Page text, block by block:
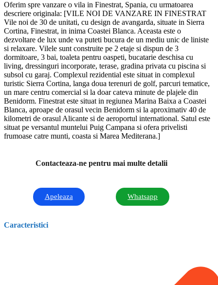
Oferim spre vanzare o vila in Finestrat, Spania, cu urmatoarea
descriere originala: [VILE NOI DE VANZARE IN FINESTRAT
Vile noi de 30 de unitati, cu design de avangarda, situate in Sierra
Cortina, Finestrat, in inima Coastei Blanca. Aceasta este o
dezvoltare de lux unde va puteti bucura de un mediu unic de liniste
si relaxare. Vilele sunt construite pe 2 etaje si dispun de 3
dormitoare, 3 bai, toaleta pentru oaspeti, bucatarie deschisa cu
living, dressinguri incorporate, terase, gradina privata cu piscina si
subsol cu garaj. Complexul rezidential este situat in complexul
turistic Sierra Cortina, langa doua terenuri de golf, parcuri tematice,
un mare centru comercial si la doar cateva minute de plajele din
Benidorm. Finestrat este situat in regiunea Marina Baixa a Coastei
Blanca, aproape de orasul vecin Benidorm si la aproximativ 40 de
kilometri de orasul Alicante si de aeroportul international. Satul este
situat pe versantul muntelui Puig Campana si ofera privelisti
frumoase catre munti, coasta si Marea Mediterana.]
Contacteaza-ne pentru mai multe detalii
Apeleaza Whatsapp
Caracteristici